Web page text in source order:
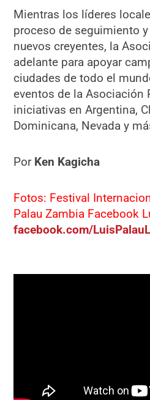
Mientras los líderes
proceso de seguimiento
nuevos creyentes, la
adelante para apoyar
ciudades de todo el
eventos de la Asociación
iniciativas en Argentina,
Dominicana, Nevada y
Por Ken Kagicha
Fotos: Festival
Palau Zambia Facebook
facebook.com/